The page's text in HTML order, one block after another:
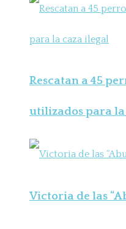
Rescatan a 45
utilizados para
Victoria de las